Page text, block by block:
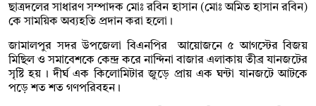
ছাত্রদলের সাধারণ সম্পাদক মোঃ রবিন হাসান (মোঃ অমিত হাসান রবিন)
কে সাময়িক অব্যহতি প্রদান করা হলো।
জামালপুর সদর উপজেলা বিএনপির আয়োজনে ৫ আগস্টের বিজয়
মিছিল ও সমাবেশকে কেন্দ্র করে নান্দিনা বাজার এলাকায় তীব্র যানজটের
সৃষ্টি হয় । দীর্ঘ এক কিলোমিটার জুড়ে প্রায় এক ঘন্টা যানজটে আটকে
পড়ে শত শত গণপরিবহন।